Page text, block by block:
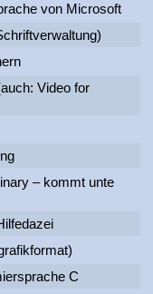
von Microsoft
Video for
– kommt unte
C